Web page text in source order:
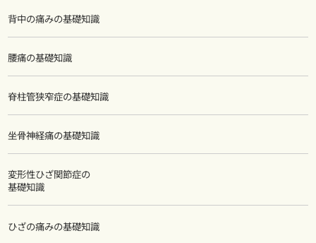
背中の痛みの基礎知識
腰痛の基礎知識
脊柱管狭窄症の基礎知識
坐骨神経痛の基礎知識
変形性ひざ関節症の
基礎知識
ひざの痛みの基礎知識